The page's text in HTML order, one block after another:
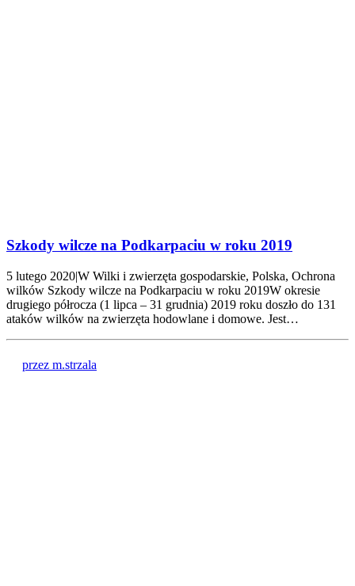
Szkody wilcze na Podkarpaciu w roku 2019
5 lutego 2020|W Wilki i zwierzęta gospodarskie, Polska, Ochrona
wilków Szkody wilcze na Podkarpaciu w roku 2019W okresie
drugiego półrocza (1 lipca – 31 grudnia) 2019 roku doszło do 131
ataków wilków na zwierzęta hodowlane i domowe. Jest…
przez m.strzala